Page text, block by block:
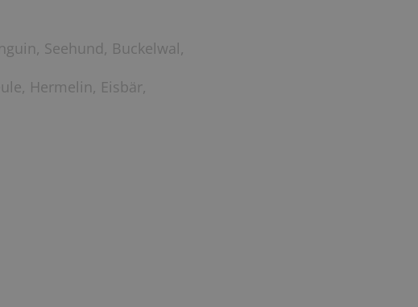
Seehund, Buckelwal,
Hermelin, Eisbär,